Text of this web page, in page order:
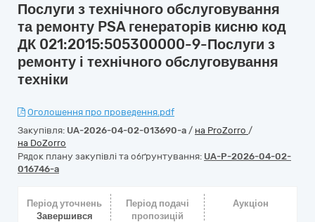
Послуги з технічного обслуговування
та ремонту PSA генераторів кисню код
ДК 021:2015:505300000-9-Послуги з
ремонту і технічного обслуговування
техніки
Оголошення про проведення.pdf
Закупівля: UA-2026-04-02-013690-a / на ProZorro /
на DoZorro
Рядок плану закупівлі та обґрунтування: UA-P-2026-04-02-
016746-a
Період уточнень
Завершився
Період подачі
пропозицій
Аукціон